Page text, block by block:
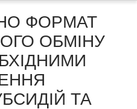
ФОРМАТ
ОБМІНУ
ТА